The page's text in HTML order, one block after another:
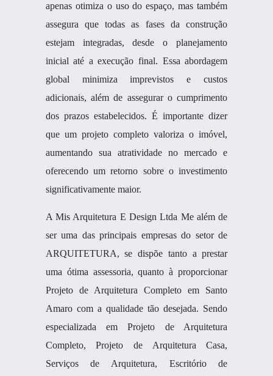
apenas otimiza o uso do espaço, mas também
assegura que todas as fases da construção
estejam integradas, desde o planejamento
inicial até a execução final. Essa abordagem
global minimiza imprevistos e custos
adicionais, além de assegurar o cumprimento
dos prazos estabelecidos. É importante dizer
que um projeto completo valoriza o imóvel,
aumentando sua atratividade no mercado e
oferecendo um retorno sobre o investimento
significativamente maior.
A Mis Arquitetura E Design Ltda Me além de
ser uma das principais empresas do setor de
ARQUITETURA, se dispõe tanto a prestar
uma ótima assessoria, quanto à proporcionar
Projeto de Arquitetura Completo em Santo
Amaro com a qualidade tão desejada. Sendo
especializada em Projeto de Arquitetura
Completo, Projeto de Arquitetura Casa,
Serviços de Arquitetura, Escritório de